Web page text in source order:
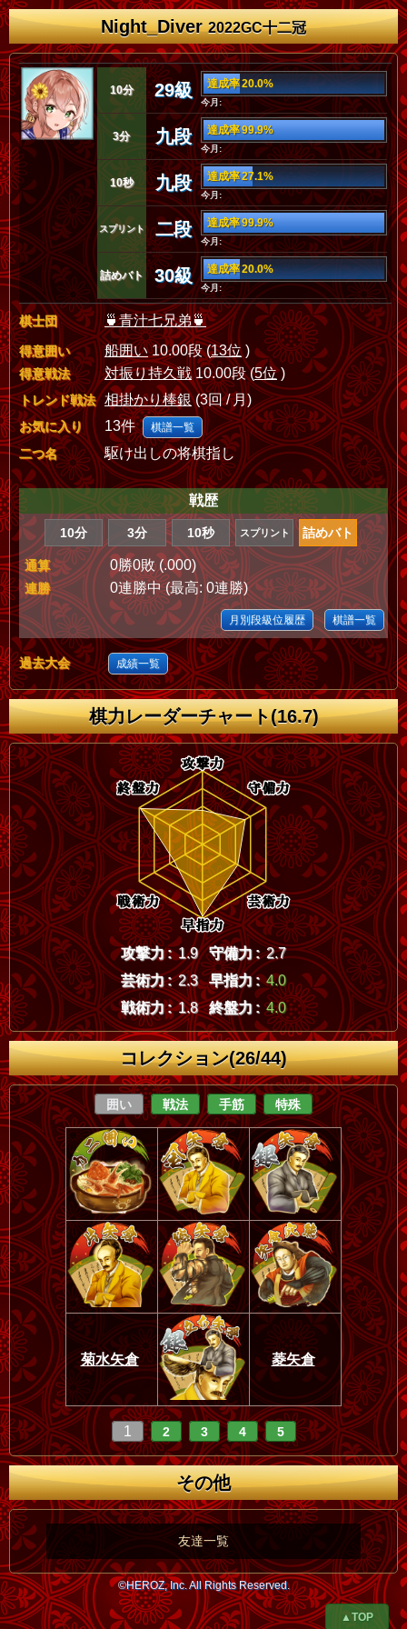
Night_Diver2022GC十二冠
10分 29級 達成率 20.0%
今月:
3分 九段 達成率 99.9%
今月:
10秒 九段 達成率 27.1%
今月:
スプリント 二段 達成率 99.9%
今月:
詰めバト 30級 達成率 20.0%
今月:
棋士団 🍵青汁七兄弟🍵
得意囲い 船囲い10.00段 (13位)
得意戦法 対振り持久戦10.00段 (5位)
トレンド戦法 相掛かり棒銀(3回 / 月)
お気に入り 13件 棋譜一覧
二つ名 駆け出しの将棋指し
戦歴
10分 3分 10秒 スプリント 詰めバト
通算 0勝0敗 (.000)
連勝 0連勝中 (最高: 0連勝)
月別段級位履歴 棋譜一覧
過去大会 成績一覧
棋力レーダーチャート(16.7)
攻撃力 : 1.9 守備力 : 2.7
芸術力 : 2.3 早指力 : 4.0
戦術力 : 1.8 終盤力 : 4.0
コレクション(26/44)
囲い 戦法 手筋 特殊
菊水矢倉 菱矢倉
1 2 3 4 5
その他
友達一覧
©HEROZ, Inc. All Rights Reserved.
▲TOP